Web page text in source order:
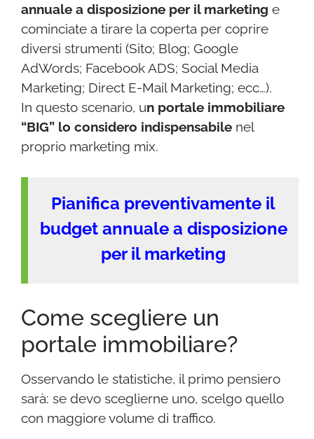
annuale a disposizione per il marketing e
cominciate a tirare la coperta per coprire
diversi strumenti (Sito; Blog; Google
AdWords; Facebook ADS; Social Media
Marketing; Direct E-Mail Marketing; ecc…).
In questo scenario, un portale immobiliare
“BIG” lo considero indispensabile nel
proprio marketing mix.
Pianifica preventivamente il
budget annuale a disposizione
per il marketing
Come scegliere un
portale immobiliare?
Osservando le statistiche, il primo pensiero
sarà: se devo sceglierne uno, scelgo quello
con maggiore volume di traffico.